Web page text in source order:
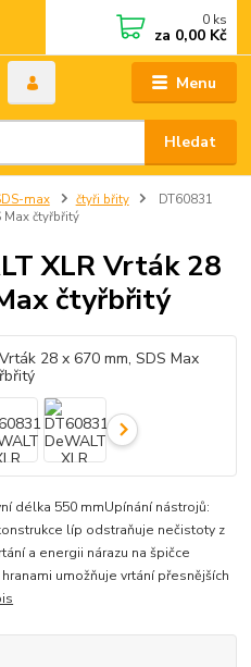
Menu
Hledat
0 ks
za 0,00 Kč
max čtyři břity
DT60831
Max čtyřbřitý
XLR Vrták 28
čtyřbřitý
délka 550 mmUpínání nástrojů:
líp odstraňuje nečistoty z
a energii nárazu na špičce
umožňuje vrtání přesnějších